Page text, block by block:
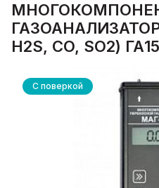
H2S, CO, SO2)
С поверкой